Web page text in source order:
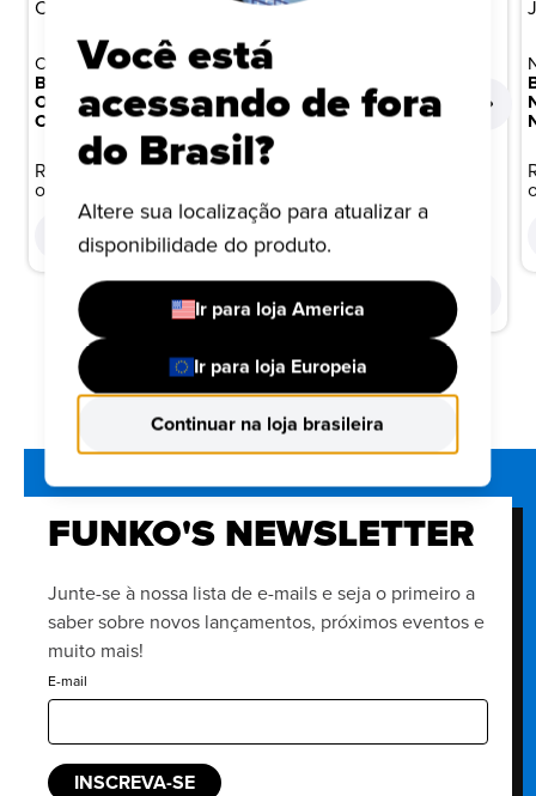
ONE PIECE
BONECO FUNKO POP!
ONE PIECE EGGHEAD -
CHOPPER
R$ 149,99
ou 10x de R$ 15,00
COMPRAR
R$ 199,99
ou 10x de R$ 20,00
COMPRAR
FUNKO'S NEWSLETTER
Junte-se à nossa lista de e-mails e seja o primeiro a
saber sobre novos lançamentos, próximos eventos e
muito mais!
E-mail
INSCREVA-SE
Você está
acessando de fora
do Brasil?
Altere sua localização para atualizar a
disponibilidade do produto.
Ir para loja America
Ir para loja Europeia
Continuar na loja brasileira